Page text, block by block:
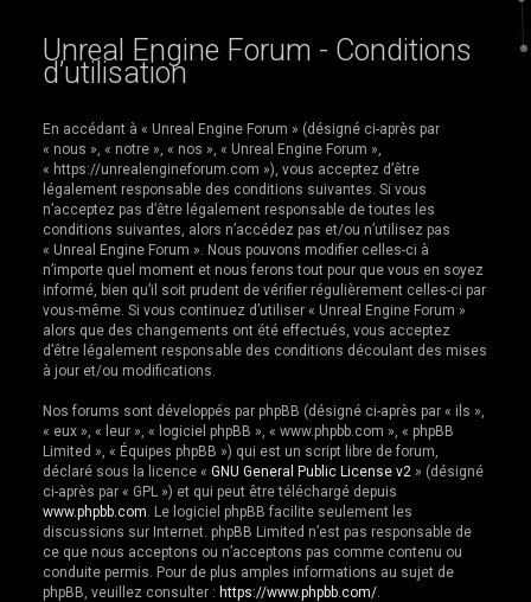
h
r
c
h
e
r
Unreal Engine Forum - Conditions
d’utilisation
En accédant à « Unreal Engine Forum » (désigné ci-après par
« nous », « notre », « nos », « Unreal Engine Forum »,
« https://unrealengineforum.com »), vous acceptez d’être
légalement responsable des conditions suivantes. Si vous
n’acceptez pas d’être légalement responsable de toutes les
conditions suivantes, alors n’accédez pas et/ou n’utilisez pas
« Unreal Engine Forum ». Nous pouvons modifier celles-ci à
n’importe quel moment et nous ferons tout pour que vous en soyez
informé, bien qu’il soit prudent de vérifier régulièrement celles-ci par
vous-même. Si vous continuez d’utiliser « Unreal Engine Forum »
alors que des changements ont été effectués, vous acceptez
d’être légalement responsable des conditions découlant des mises
à jour et/ou modifications.
Nos forums sont développés par phpBB (désigné ci-après par « ils »,
« eux », « leur », « logiciel phpBB », « www.phpbb.com », « phpBB
Limited », « Équipes phpBB ») qui est un script libre de forum,
déclaré sous la licence «GNU General Public License v2 » (désigné
ci-après par « GPL ») et qui peut être téléchargé depuis
www.phpbb.com . Le logiciel phpBB facilite seulement les
discussions sur Internet. phpBB Limited n’est pas responsable de
ce que nous acceptons ou n’acceptons pas comme contenu ou
conduite permis. Pour de plus amples informations au sujet de
phpBB, veuillez consulter : https://www.phpbb.com/